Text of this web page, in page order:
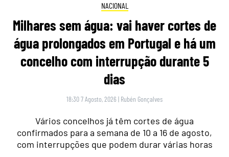
NACIONAL
Milhares sem água: vai haver cortes de
água prolongados em Portugal e há um
concelho com interrupção durante 5
dias
18:30 7 Agosto, 2026 | Rubén Gonçalves
Vários concelhos já têm cortes de água
confirmados para a semana de 10 a 16 de agosto,
com interrupções que podem durar várias horas